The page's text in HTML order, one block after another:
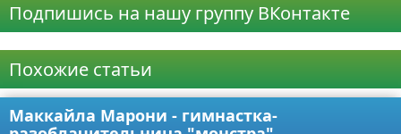
Подпишись на нашу группу ВКонтакте
Похожие статьи
Маккайла Марони - гимнастка-